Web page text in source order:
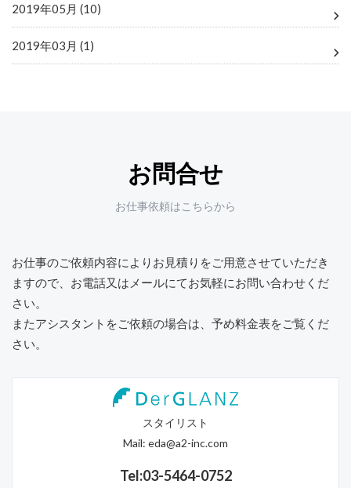
2019年05月 (10)
2019年03月 (1)
お問合せ
お仕事依頼はこちらから
お仕事のご依頼内容によりお見積りをご用意させていただき
ますので、 お電話又はメールにてお気軽にお問い合わせくだ
さい。
またアシスタントをご依頼の場合は、予め料金表をご覧くだ
さい。
スタイリスト
Mail: eda@a2-inc.com
Tel:03-5464-0752